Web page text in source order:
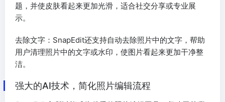
题，并使皮肤看起来更加光滑，适合社交分享或专业展
示。
去除文字：SnapEdit还支持自动去除照片中的文字，帮助
用户清理照片中的文字或水印，使图片看起来更加干净整
洁。
强大的AI技术，简化照片编辑流程